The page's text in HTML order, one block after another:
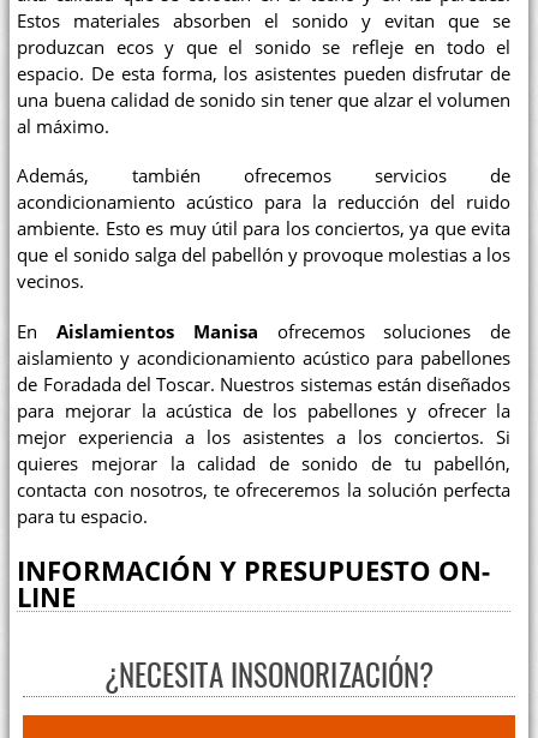
Estos materiales absorben el sonido y evitan que se
produzcan ecos y que el sonido se refleje en todo el
espacio. De esta forma, los asistentes pueden disfrutar de
una buena calidad de sonido sin tener que alzar el volumen
al máximo.
Además, también ofrecemos servicios de
acondicionamiento acústico para la reducción del ruido
ambiente. Esto es muy útil para los conciertos, ya que evita
que el sonido salga del pabellón y provoque molestias a los
vecinos.
EnAislamientos Manisa ofrecemos soluciones de
aislamiento y acondicionamiento acústico para pabellones
de Foradada del Toscar. Nuestros sistemas están diseñados
para mejorar la acústica de los pabellones y ofrecer la
mejor experiencia a los asistentes a los conciertos. Si
quieres mejorar la calidad de sonido de tu pabellón,
contacta con nosotros, te ofreceremos la solución perfecta
para tu espacio.
INFORMACIÓN Y PRESUPUESTO ON-
LINE
¿NECESITA INSONORIZACIÓN?